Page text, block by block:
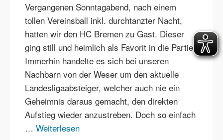
Vergangenen Sonntagabend, nach einem
tollen Vereinsball inkl. durchtanzter Nacht,
hatten wir den HC Bremen zu Gast. Dieser
ging still und heimlich als Favorit in die Partie.
Immerhin handelte es sich bei unseren
Nachbarn von der Weser um den aktuelle
Landesligaabsteiger, welcher auch nie ein
Geheimnis daraus gemacht, den direkten
Aufstieg wieder anzustreben. Doch so einfach
… Weiterlesen